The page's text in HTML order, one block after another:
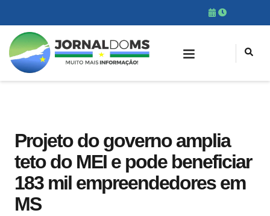
Projeto do governo amplia
teto do MEI e pode beneficiar
183 mil empreendedores em
MS